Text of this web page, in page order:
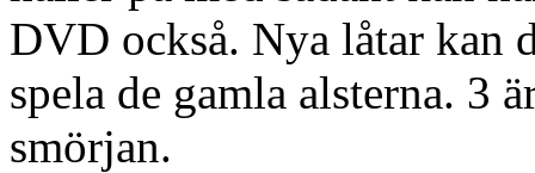
DVD också. Nya låtar kan
spela de gamla alsterna. 3
smörjan.